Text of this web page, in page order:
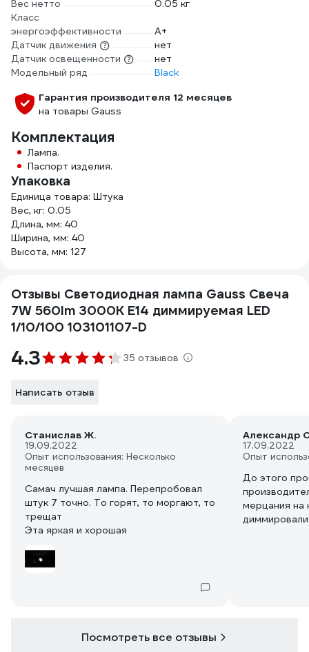
Вес нетто
0.05 кг
Класс
энергоэффективности
A+
Датчик движения
нет
Датчик освещенности
нет
Модельный ряд
Black
Гарантия производителя 12 месяцев
на товары Gauss
Комплектация
Лампа.
Паспорт изделия.
Упаковка
Единица товара: Штука
Вес, кг: 0.05
Длина, мм: 40
Ширина, мм: 40
Высота, мм: 127
Отзывы Светодиодная лампа Gauss Свеча
7W 560lm 3000К Е14 диммируемая LED
1/10/100 103101107-D
4.3 35 отзывов
Написать отзыв
Станислав Ж.
19.09.2022
Опыт использования: Несколько
месяцев
Самач лучшая лампа. Перепробовал
штук 7 точно. То горят, то моргают, то
трещат
Эта яркая и хорошая
Александр
17.09.2022
Опыт
До этого
мерцания на
Посмотреть все отзывы